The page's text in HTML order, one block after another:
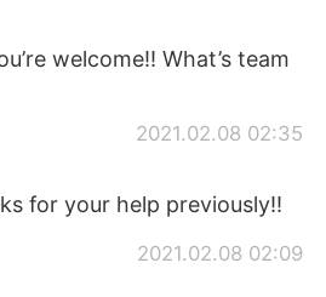
welcome!! What’s team
2021.02.08 02:35
for your help previously!!
2021.02.08 02:09